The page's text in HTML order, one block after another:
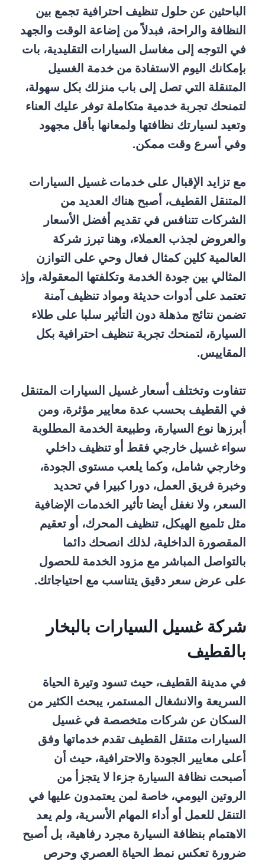
الباحثين عن حلول تنظيف احترافية تجمع بين
النظافة والراحة، فبدلاً من إضاعة الوقت والجهد
في التوجه إلى مغاسل السيارات التقليدية، بات
بإمكانك اليوم الاستفادة من خدمة الغسيل
المتنقلة التي تصل إلى باب منزلك بكل سهولة،
لتمنحك تجربة خدمية متكاملة توفر عليك العناء
وتعيد لسيارتك نظافتها ولمعانها بأقل مجهود
وفي أسرع وقت ممكن.
مع تزايد الإقبال على خدمات غسيل السيارات
المتنقل القطيف، أصبح هناك العديد من
الشركات تتنافس في تقديم أفضل الأسعار
والعروض لجذب العملاء، وهنا تبرز شركة
العالمية كلين كمثال فعال وحي على التوازن
المثالي بين جودة الخدمة وتكلفتها المعقولة، وإذ
تعتمد على أدوات حديثة ومواد تنظيف آمنة
تضمن نتائج مذهلة دون التأثير سلبا على طلاء
السيارة، لتمنحك تجربة تنظيف احترافية بكل
المقاييس.
تتفاوت وتختلف أسعار غسيل السيارات المتنقل
في القطيف بحسب عدة معايير مؤثرة، ومن
أبرزها نوع السيارة، وطبيعة الخدمة المطلوبة
سواء غسيل خارجي فقط أو تنظيف داخلي
وخارجي شامل، وكما يلعب مستوى الجودة،
وخبرة فريق العمل، دورا كبيرا في تحديد
السعر، ولا نغفل أيضا تأثير الخدمات الإضافية
مثل تلميع الهيكل، تنظيف المحرك، أو تعقيم
المقصورة الداخلية، لذلك انصحك دائما
بالتواصل المباشر مع مزود الخدمة للحصول
على عرض سعر دقيق يتناسب مع احتياجاتك.
شركة غسيل السيارات بالبخار
بالقطيف
في مدينة القطيف، حيث تسود وتيرة الحياة
السريعة والانشغال المستمر، يبحث الكثير من
السكان عن شركات متخصصة في غسيل
السيارات متنقل القطيف تقدم خدماتها وفق
أعلى معايير الجودة والاحترافية، حيث أن
أصبحت نظافة السيارة جزءا لا يتجزأ من
الروتين اليومي، خاصة لمن يعتمدون عليها في
التنقل للعمل أو أداء المهام الأسرية، ولم يعد
الاهتمام بنظافة السيارة مجرد رفاهية، بل أصبح
ضرورة تعكس نمط الحياة العصري وحرص